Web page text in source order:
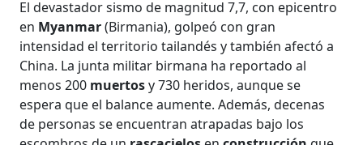
El devastador sismo de magnitud 7,7, con epicentro
en Myanmar(Birmania), golpeó con gran
intensidad el territorio tailandés y también afectó a
China. La junta militar birmana ha reportado al
menos 200 muertosy 730 heridos, aunque se
espera que el balance aumente. Además, decenas
de personas se encuentran atrapadas bajo los